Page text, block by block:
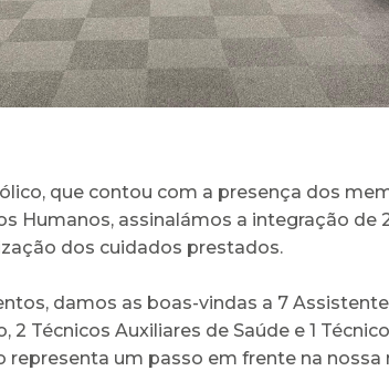
que contou com a presença dos
Humanos, assinalámos a integração
dos cuidados prestados.
damos as boas-vindas a 7
2 Técnicos Auxiliares de Saúde e 1
representa um passo em frente na